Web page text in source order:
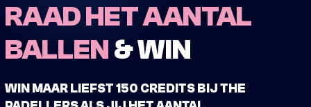
RAAD HET AANTAL
BALLEN& WIN
WIN MAAR LIEFST 150 CREDITS BIJ THE